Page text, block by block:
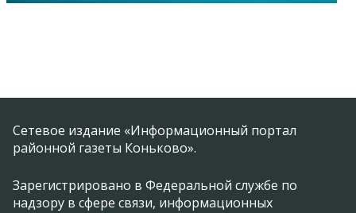
Сетевое издание «Информационный портал
районной газеты Коньково».
Зарегистрировано в Федеральной службе по
надзору в сфере связи, информационных